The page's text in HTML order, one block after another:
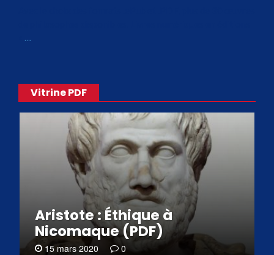
Vitrine PDF
Aristote : Éthique à
Nicomaque (PDF)
15 mars 2020 0